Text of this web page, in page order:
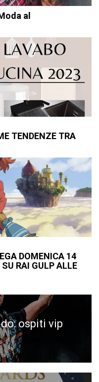
al
TENDENZE TRA
DOMENICA 14
RAI GULP ALLE
ospiti vip